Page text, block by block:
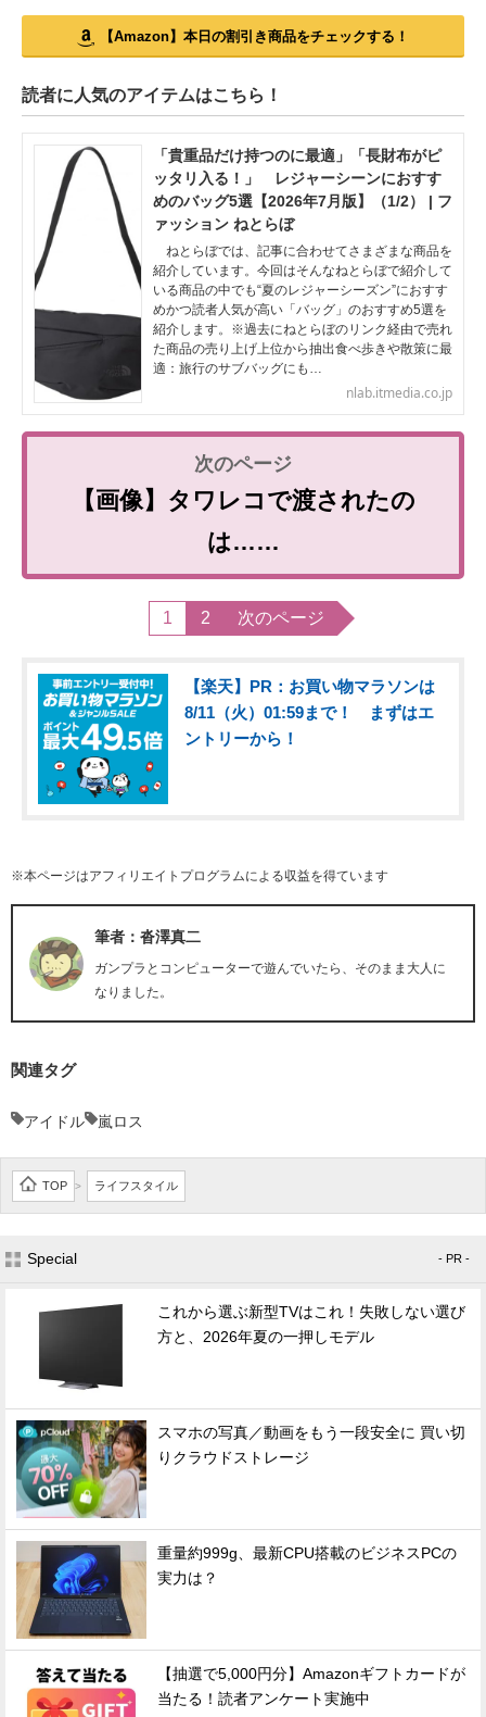
【Amazon】本日の割引き商品をチェックする！
読者に人気のアイテムはこちら！
「貴重品だけ持つのに最適」「長財布がピ
ッタリ入る！」 レジャーシーンにおすす
めのバッグ5選【2026年7月版】（1/2） | フ
ァッション ねとらぼ
ねとらぼでは、記事に合わせてさまざまな商品を
紹介しています。今回はそんなねとらぼで紹介して
いる商品の中でも“夏のレジャーシーズン”におすす
めかつ読者人気が高い「バッグ」のおすすめ5選を
紹介します。※過去にねとらぼのリンク経由で売れ
た商品の売り上げ上位から抽出食べ歩きや散策に最
適：旅行のサブバッグにも…
nlab.itmedia.co.jp
【画像】タワレコで渡されたの
は……
1 2 次のページ
【楽天】PR：お買い物マラソンは
8/11（火）01:59まで！ まずはエ
ントリーから！
※本ページはアフィリエイトプログラムによる収益を得ています
筆者：沓澤真二
ガンプラとコンピューターで遊んでいたら、そのまま大人に
なりました。
関連タグ
アイドル 嵐ロス
TOP > ライフスタイル
Special - PR -
これから選ぶ新型TVはこれ！失敗しない選び
方と、2026年夏の一押しモデル
スマホの写真／動画をもう一段安全に 買い切
りクラウドストレージ
重量約999g、最新CPU搭載のビジネスPCの
実力は？
【抽選で5,000円分】Amazonギフトカードが
当たる！読者アンケート実施中